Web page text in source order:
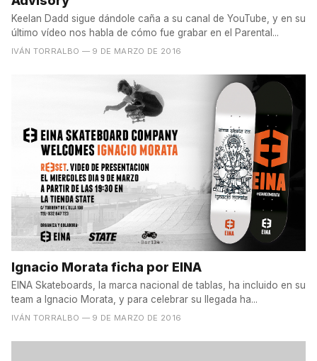
Keelan Dadd sigue dándole caña a su canal de YouTube, y en su
último vídeo nos habla de cómo fue grabar en el Parental...
IVÁN TORRALBO — 9 DE MARZO DE 2016
Ignacio Morata ficha por EINA
EINA Skateboards, la marca nacional de tablas, ha incluido en su
team a Ignacio Morata, y para celebrar su llegada ha...
IVÁN TORRALBO — 9 DE MARZO DE 2016